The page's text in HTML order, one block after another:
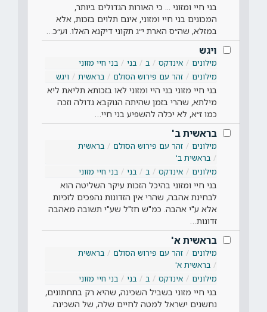
בני חיי ומזוני ... כי האורות הגדולים ביותר,
המכונים בני חיי ומזוני, אינם תלוים בזכות, אלא
במזלא, שה״ס הארת י״ג תקוני דיקנא האלו. וע״כ…
ויגש
מילונים אינדקס ב בני
בני חיי מזוני
מילונים
זהר עם פירוש הסולם בראשית ויגש
בני חיי מזוני בני היי ומזוני לאו בזכותא תליאת ליא
מילתא, שהרי בזמן שהיתה הנוקבא גדולה וזכה
כמו ז״א, לא יכלה להשפיע בני חיי…
בראשית ב'
מילונים זהר עם פירוש הסולם
בראשית
בראשית ב'
מילונים
אינדקס ב בני בני חיי מזוני
בני חיי ומזוני בהיכל הזכות עיקר השליטה הוא
לבחינת אהבה, שהרי אין הזדונות נהפכים לזכיות
אלא ע"י אהבה. כמ"ש חז"ל שע"י תשובה מאהבה
זדונות…
בראשית א'
מילונים זהר עם פירוש הסולם
בראשית
בראשית א'
מילונים
אינדקס ב בני בני חיי מזוני
בני חיי מזוני בשביל השכינה, שהיא רק בתחתונים,
נחשנים ישראל למטה לחיים שלה, של השכינה.